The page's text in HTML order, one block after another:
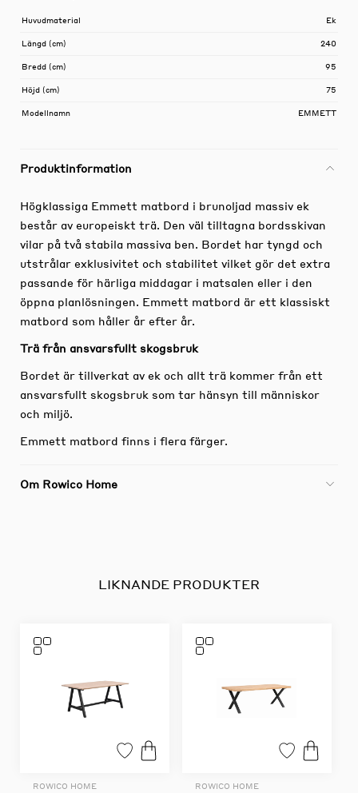
Huvudmaterial Ek
Längd (cm) 240
Bredd (cm) 95
Höjd (cm) 75
Modellnamn EMMETT
Produktinformation
Högklassiga Emmett matbord i brunoljad massiv ek
består av europeiskt trä. Den väl tilltagna bordsskivan
vilar på två stabila massiva ben. Bordet har tyngd och
utstrålar exklusivitet och stabilitet vilket gör det extra
passande för härliga middagar i matsalen eller i den
öppna planlösningen. Emmett matbord är ett klassiskt
matbord som håller år efter år.
Trä från ansvarsfullt skogsbruk
Bordet är tillverkat av ek och allt trä kommer från ett
ansvarsfullt skogsbruk som tar hänsyn till människor
och miljö.
Emmett matbord finns i flera färger.
Om Rowico Home
LIKNANDE PRODUKTER
ROWICO HOME ROWICO HOME